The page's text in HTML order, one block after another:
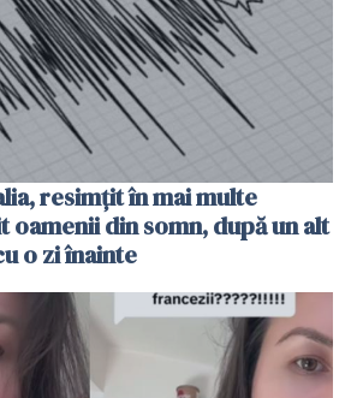
resimțit în mai multe
din somn, după un alt
o zi înainte